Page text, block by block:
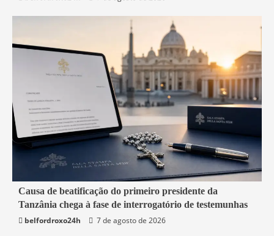
4 min read
Mundo
Causa de beatificação do primeiro presidente da
Tanzânia chega à fase de interrogatório de testemunhas
belfordroxo24h
7 de agosto de 2026